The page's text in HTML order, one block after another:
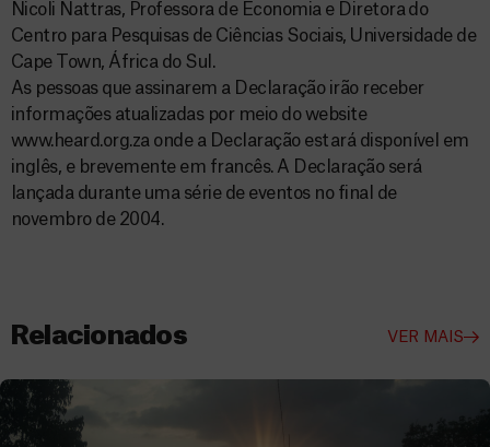
Nicoli Nattras, Professora de Economia e Diretora do
Centro para Pesquisas de Ciências Sociais, Universidade de
Cape Town, África do Sul.
As pessoas que assinarem a Declaração irão receber
informações atualizadas por meio do website
www.heard.org.za onde a Declaração estará disponível em
inglês, e brevemente em francês. A Declaração será
lançada durante uma série de eventos no final de
novembro de 2004.
Relacionados VER MAIS